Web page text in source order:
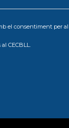
el consentiment per al
CECBLL.